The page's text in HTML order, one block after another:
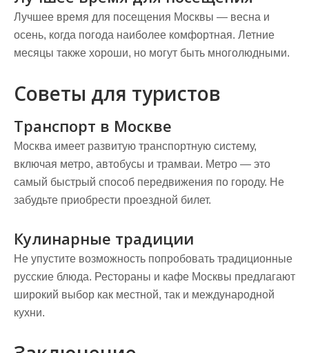
Лучшее время для посещения Москвы — весна и
осень, когда погода наиболее комфортная. Летние
месяцы также хороши, но могут быть многолюдными.
Советы для туристов
Транспорт в Москве
Москва имеет развитую транспортную систему,
включая метро, автобусы и трамваи. Метро — это
самый быстрый способ передвижения по городу. Не
забудьте приобрести проездной билет.
Кулинарные традиции
Не упустите возможность попробовать традиционные
русские блюда. Рестораны и кафе Москвы предлагают
широкий выбор как местной, так и международной
кухни.